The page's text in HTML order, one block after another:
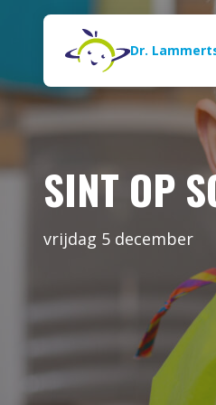
Naar de inhoud
Dr.
SINT OP
vrijdag 5 december